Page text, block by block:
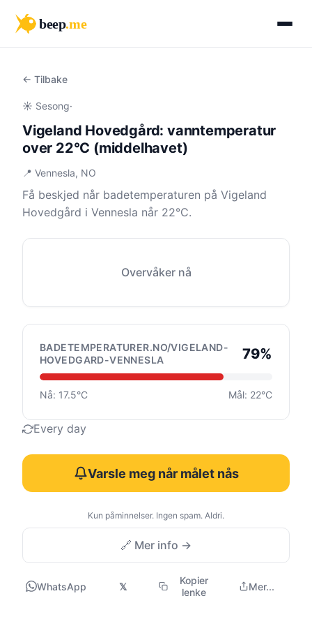
beep.me
← Tilbake
☀️ Sesong·
Vigeland Hovedgård: vanntemperatur
over 22°C (middelhavet)
📍 Vennesla, NO
Få beskjed når badetemperaturen på Vigeland
Hovedgård i Vennesla når 22°C.
Overvåker nå
BADETEMPERATURER.NO/VIGELAND-
HOVEDGARD-VENNESLA
79%
Nå: 17.5°C Mål: 22°C
Every day
Varsle meg når målet nås
Kun påminnelser. Ingen spam. Aldri.
🔗 Mer info →
WhatsApp 𝕏
Kopier
lenke
Mer...